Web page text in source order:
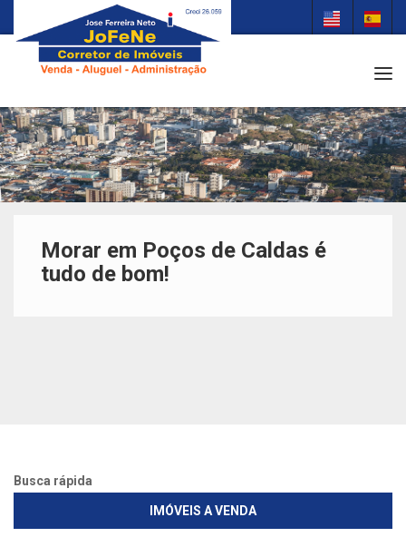
Morar em Poços de Caldas é
tudo de bom!
Busca rápida
IMÓVEIS A VENDA